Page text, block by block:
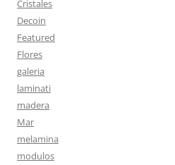
Cristales
Decoin
Featured
Flores
galeria
laminati
madera
Mar
melamina
modulos